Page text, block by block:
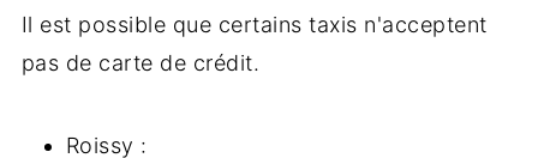
Il est possible que certains taxis n'acceptent
pas de carte de crédit.
Roissy :